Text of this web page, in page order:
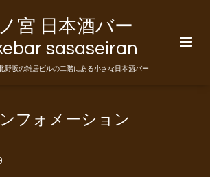
宮 日本酒バー
sasaseiran
野坂の雑居ビルの二階にある小さな日本酒バー
フォメーション